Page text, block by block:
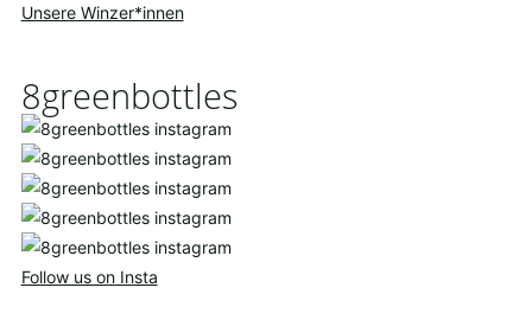
Unsere Winzer*innen
8greenbottles
Follow us on Insta